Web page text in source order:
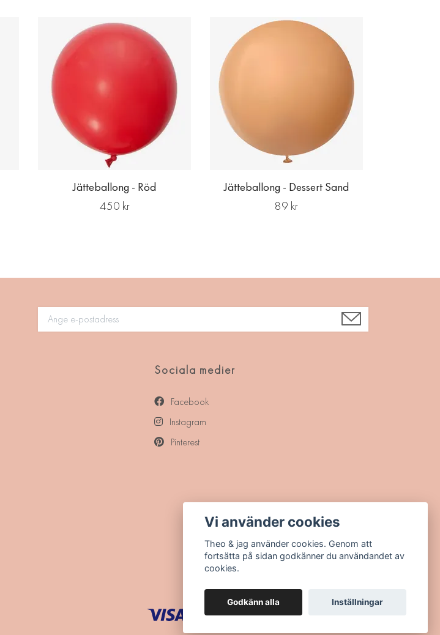
Jätteballong - Röd
450 kr
Jätteballong - Dessert Sand
89 kr
Sociala medier
Facebook
Instagram
Pinterest
Vi använder cookies
Theo & jag använder cookies. Genom att
fortsätta på sidan godkänner du användandet av
cookies.
Godkänn alla Inställningar